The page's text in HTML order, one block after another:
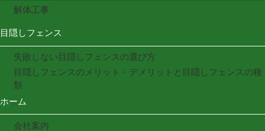
解体工事
目隠しフェンス
失敗しない目隠しフェンスの選び方
目隠しフェンスのメリット・デメリットと目隠しフェンスの種
類
ホーム
会社案内